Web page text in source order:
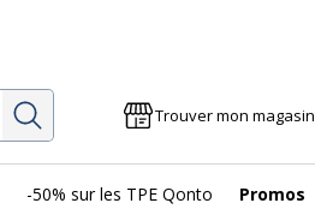
Rechercher Trouver mon magasin
-50% sur les TPE Qonto Promos